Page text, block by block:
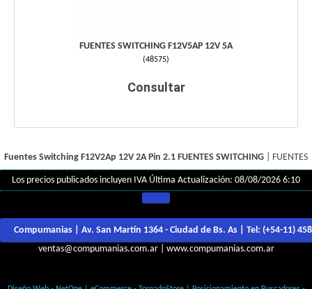
FUENTES SWITCHING F12V5AP 12V 5A
(48575)
Consultar
Fuentes Switching F12V2Ap 12V 2A Pin 2.1 FUENTES SWITCHING FUENTES
Los precios publicados incluyen IVA Última Actualización: 08/08/2026 6:10
Compumanias | Av. San Martín 1364 - Ciudad de Bs. As | Tel: (+54-11)
ventas@compumanias.com.ar| www.compumanias.com.ar